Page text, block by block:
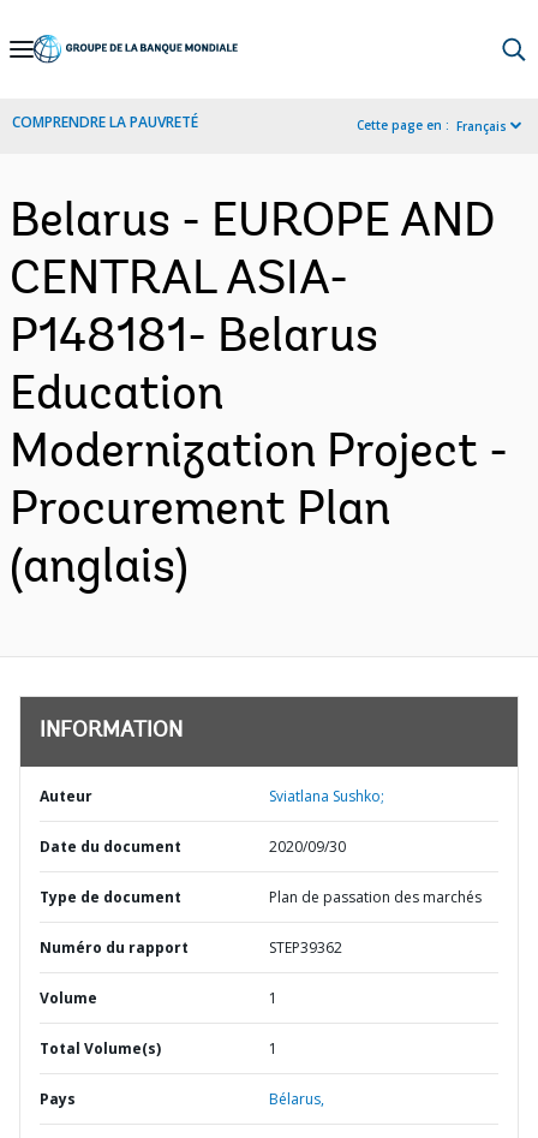
Skip
Navigation
COMPRENDRE LA PAUVRETÉ Cette page en : Français
Belarus - EUROPE AND
CENTRAL ASIA-
P148181- Belarus
Education
Modernization Project -
Procurement Plan
(anglais)
INFORMATION
Auteur Sviatlana Sushko;
Date du document 2020/09/30
Type de document Plan de passation des marchés
Numéro du rapport STEP39362
Volume 1
Total Volume(s) 1
Pays Bélarus,